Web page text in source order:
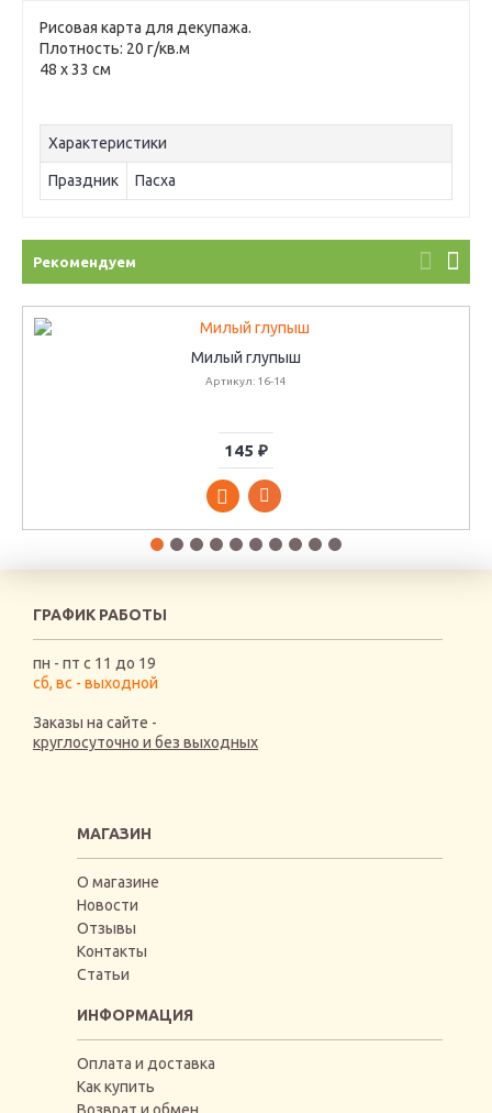
Рисовая карта для декупажа.
Плотность: 20 г/кв.м
48 х 33 см
Характеристики
Праздник Пасха
Рекомендуем
Милый глупыш
Артикул: 16-14
145 ₽
ГРАФИК РАБОТЫ
пн - пт с 11 до 19
сб, вс - выходной
Заказы на сайте -
круглосуточно и без выходных
МАГАЗИН
О магазине
Новости
Отзывы
Контакты
Статьи
ИНФОРМАЦИЯ
Оплата и доставка
Как купить